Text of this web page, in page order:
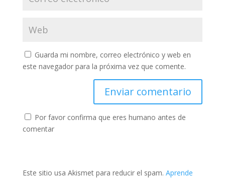
Guarda mi nombre, correo electrónico y web en
este navegador para la próxima vez que comente.
Por favor confirma que eres humano antes de
comentar
Este sitio usa Akismet para reducir el spam. Aprende